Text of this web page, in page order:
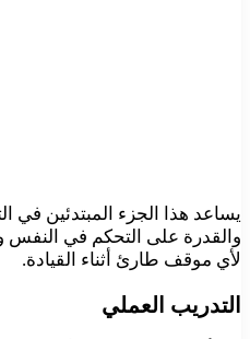
يساعد هذا الجزء المبتدئين في
والقدرة على التحكم في
لأي موقف طارئ أثناء القيادة.
التدريب العملي